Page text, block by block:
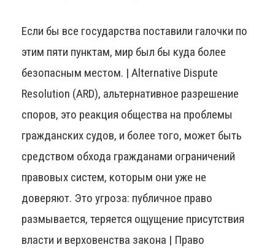
Если бы все государства поставили галочки по
этим пяти пунктам, мир был бы куда более
безопасным местом. | Alternative Dispute
Resolution (ARD), альтернативное разрешение
споров, это реакция общества на проблемы
гражданских судов, и более того, может быть
средством обхода гражданами ограничений
правовых систем, которым они уже не
доверяют. Это угроза: публичное право
размывается, теряется ощущение присутствия
власти и верховенства закона | Право